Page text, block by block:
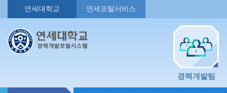
연세대학교 연세포탈서비스
경력개발팀